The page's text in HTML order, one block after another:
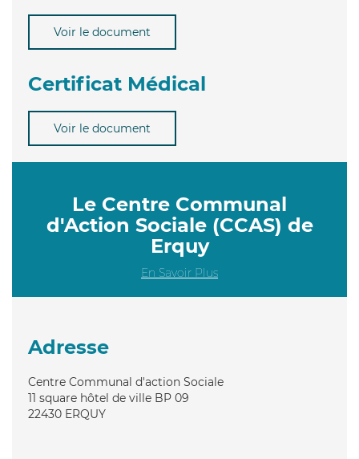
Voir le document
Certificat Médical
Voir le document
Le Centre Communal
d'Action Sociale (CCAS) de
Erquy
En Savoir Plus
Adresse
Centre Communal d'action Sociale
11 square hôtel de ville BP 09
22430 ERQUY